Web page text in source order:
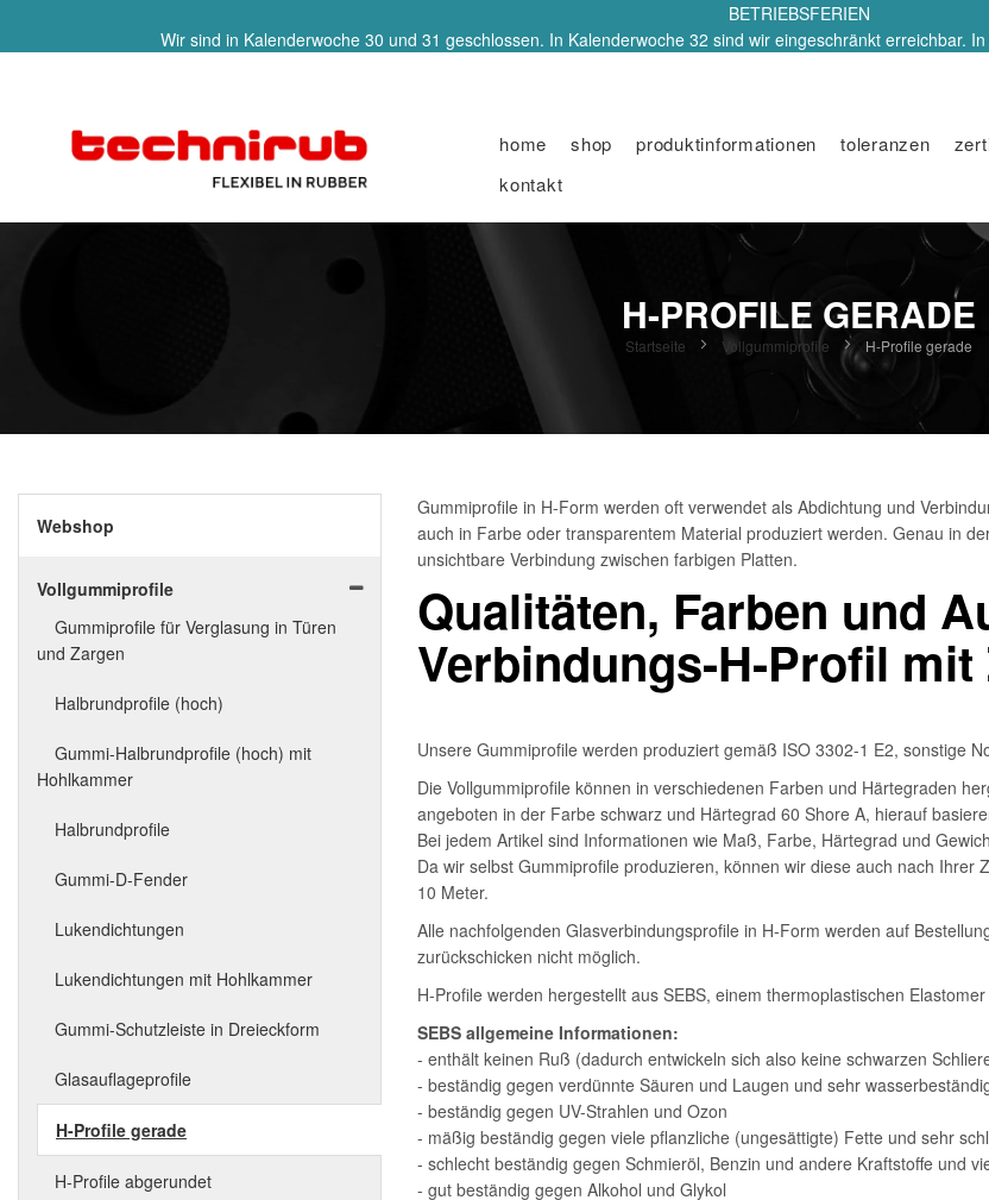
BETRIEBSFERIEN
Wir sind in Kalenderwoche 30 und 31 geschlossen. In Kalenderwoche 32 sind wir eingeschränkt erreichbar.
home shop produktinformationen toleranzen
kontakt
H-PROFILE GERADE
Startseite Vollgummiprofile H-Profile gerade
Gummiprofile in H-Form werden oft verwendet als Abdichtung und
auch in Farbe oder transparentem Material produziert werden. Genau in
unsichtbare Verbindung zwischen farbigen Platten.
Qualitäten, Farben und
Verbindungs-H-Profil
Unsere Gummiprofile werden produziert gemäß ISO 3302-1 E2, sonstige
Die Vollgummiprofile können in verschiedenen Farben und Härtegraden
angeboten in der Farbe schwarz und Härtegrad 60 Shore A, hierauf
Bei jedem Artikel sind Informationen wie Maß, Farbe, Härtegrad und
Da wir selbst Gummiprofile produzieren, können wir diese auch nach
10 Meter.
Alle nachfolgenden Glasverbindungsprofile in H-Form werden auf
zurückschicken nicht möglich.
H-Profile werden hergestellt aus SEBS, einem thermoplastischen
SEBS allgemeine Informationen:
- enthält keinen Ruß (dadurch entwickeln sich also keine schwarzen
- beständig gegen verdünnte Säuren und Laugen und sehr
- beständig gegen UV-Strahlen und Ozon
- mäßig beständig gegen viele pflanzliche (ungesättigte) Fette und sehr
- schlecht beständig gegen Schmieröl, Benzin und andere Kraftstoffe und
- gut beständig gegen Alkohol und Glykol
Webshop
Vollgummiprofile
Gummiprofile für Verglasung in Türen
und Zargen
Halbrundprofile (hoch)
Gummi-Halbrundprofile (hoch) mit
Hohlkammer
Halbrundprofile
Gummi-D-Fender
Lukendichtungen
Lukendichtungen mit Hohlkammer
Gummi-Schutzleiste in Dreieckform
Glasauflageprofile
H-Profile gerade
H-Profile abgerundet